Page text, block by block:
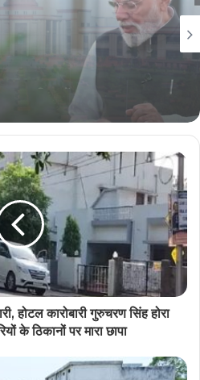
मोदी का दिल, ठेठरी-
होटल कारोबारी गुरुचरण सिंह होरा
के ठिकानों पर मारा छापा